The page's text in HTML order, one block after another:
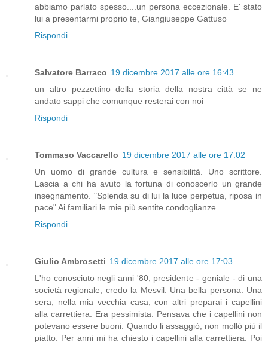
abbiamo parlato spesso....un persona eccezionale. E' stato
lui a presentarmi proprio te, Giangiuseppe Gattuso
Rispondi
Salvatore Barraco 19 dicembre 2017 alle ore 16:43
un altro pezzettino della storia della nostra città se ne
andato sappi che comunque resterai con noi
Rispondi
Tommaso Vaccarello 19 dicembre 2017 alle ore 17:02
Un uomo di grande cultura e sensibilità. Uno scrittore.
Lascia a chi ha avuto la fortuna di conoscerlo un grande
insegnamento. "Splenda su di lui la luce perpetua, riposa in
pace" Ai familiari le mie più sentite condoglianze.
Rispondi
Giulio Ambrosetti 19 dicembre 2017 alle ore 17:03
L'ho conosciuto negli anni '80, presidente - geniale - di una
società regionale, credo la Mesvil. Una bella persona. Una
sera, nella mia vecchia casa, con altri preparai i capellini
alla carrettiera. Era pessimista. Pensava che i capellini non
potevano essere buoni. Quando li assaggiò, non mollò più il
piatto. Per anni mi ha chiesto i capellini alla carrettiera. Poi